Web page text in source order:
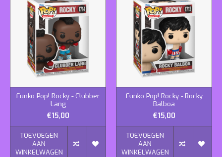
Funko Pop! Rocky - Clubber
Lang
€15,00
TOEVOEGEN
AAN
WINKELWAGEN
Funko Pop! Rocky - Rocky
Balboa
€15,00
TOEVOEGEN
AAN
WINKELWAGEN